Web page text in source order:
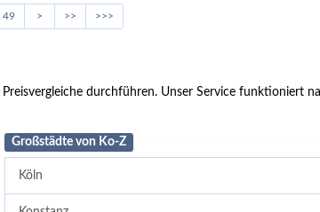
49 > >> >>>
durchführen. Unser Service funktioniert
Großstädte von Ko-Z
Köln